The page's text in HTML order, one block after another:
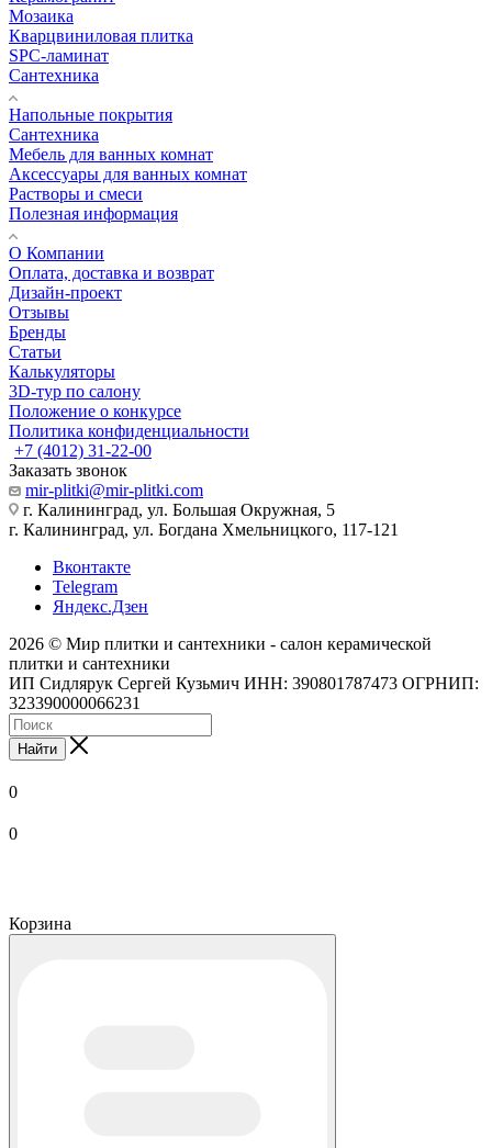
Мозаика
Кварцвиниловая плитка
SPC-ламинат
Сантехника
Напольные покрытия
Сантехника
Мебель для ванных комнат
Аксессуары для ванных комнат
Растворы и смеси
Полезная информация
О Компании
Оплата, доставка и возврат
Дизайн-проект
Отзывы
Бренды
Статьи
Калькуляторы
3D-тур по салону
Положение о конкурсе
Политика конфиденциальности
+7 (4012) 31-22-00
Заказать звонок
mir-plitki@mir-plitki.com
г. Калининград, ул. Большая Окружная, 5
г. Калининград, ул. Богдана Хмельницкого, 117-121
Вконтакте
Telegram
Яндекс.Дзен
2026 © Мир плитки и сантехники - салон керамической
плитки и сантехники
ИП Сидлярук Сергей Кузьмич ИНН: 390801787473 ОГРНИП:
323390000066231
Найти
0
0
Корзина